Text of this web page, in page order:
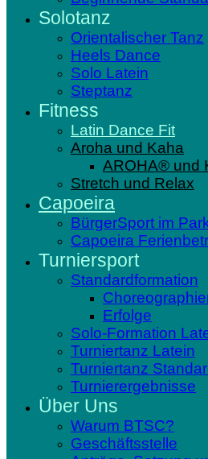
Solotanz
Orientalischer Tanz
Heels Dance
Solo Latein
Steptanz
Fitness
Latin Dance Fit
Aroha und Kaha
AROHA® und
Stretch und Relax
Capoeira
BürgerSport im
Capoeira
Turniersport
Standardformation
Erfolge
Solo-Formation
Turniertanz Latein
Turniertanz
Turnierergebnisse
Über Uns
Warum BTSC?
Geschäftsstelle